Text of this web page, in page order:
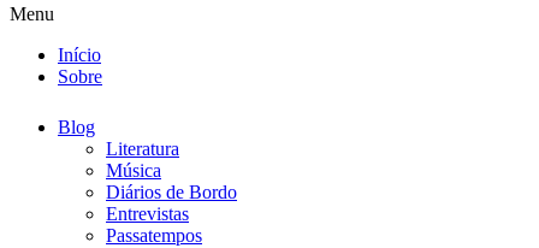
Menu
Início
Sobre
Blog
Literatura
Música
Diários de Bordo
Entrevistas
Passatempos